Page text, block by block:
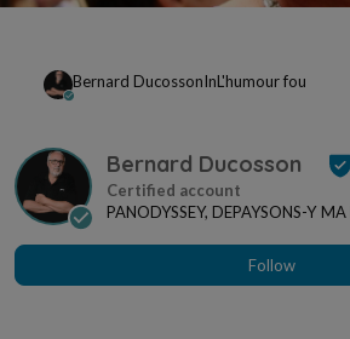
Bernard DucossonInL'humour fou
Bernard Ducosson
PANODYSSEY, DEPAYSONS-Y MA DEVISE : QUI AIME BIEN,
Follow